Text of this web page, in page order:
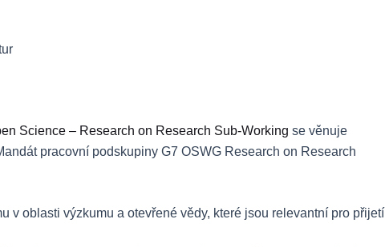
Science – Research on Research Sub-Working se věnuje
pracovní podskupiny G7 OSWG Research on Research
v oblasti výzkumu a otevřené vědy, které jsou relevantní pro přijetí